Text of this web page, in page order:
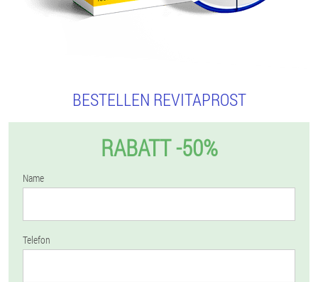
BESTELLEN REVITAPROST
RABATT -50%
Name
Telefon